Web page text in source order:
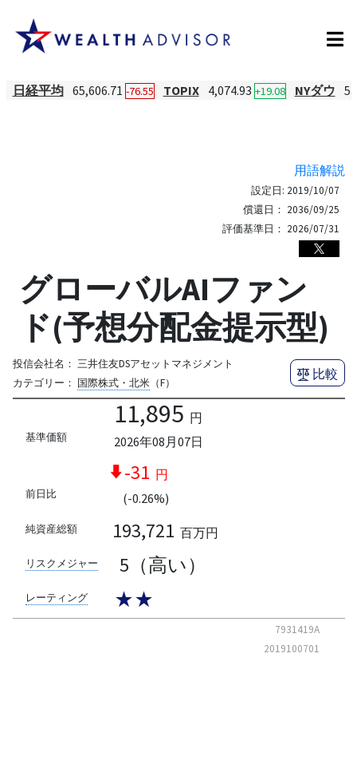
日経平均 65,606.71 -76.55 TOPIX 4,074.93 +19.08 NYダウ
用語解説
設定日: 2019/10/07
償還日： 2036/09/25
評価基準日： 2026/07/31
グローバルAIファン
ド(予想分配金提示型)
投信会社名： 三井住友DSアセットマネジメント
カテゴリー： 国際株式・北米（F）
比較
基準価額
11,895 円
2026年08月07日
前日比
-31 円
(-0.26%)
純資産総額 193,721 百万円
リスクメジャー 5（高い）
レーティング ★★
7931419A
2019100701